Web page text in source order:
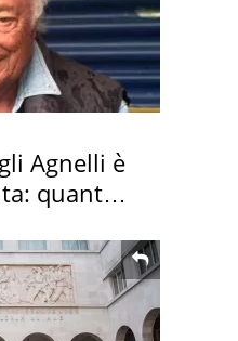
Agnelli è
quanto